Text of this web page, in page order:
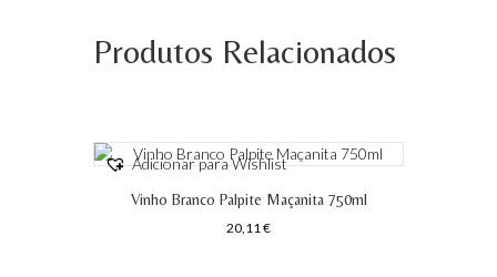
Produtos Relacionados
Adicionar para Wishlist
Vinho Branco Palpite Maçanita 750ml
20,11€